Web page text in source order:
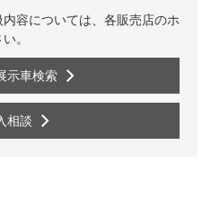
容については、各販売店のホ
。
示車検索
相談